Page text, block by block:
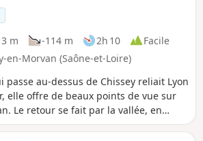
m -114 m 2h 10
Facile
en-Morvan (Saône-et-Loire)
passe au-dessus de Chissey reliait Lyon
elle offre de beaux points de vue sur
Le retour se fait par la vallée, en
Ternin.